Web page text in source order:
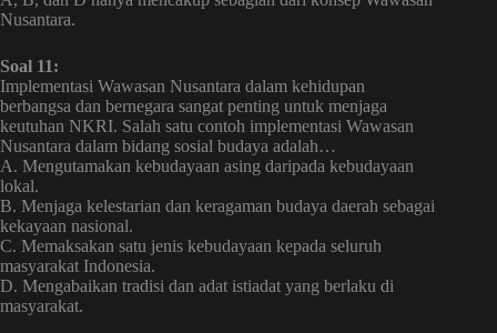
Nusantara.
Soal 11:
Implementasi Wawasan Nusantara dalam kehidupan
berbangsa dan bernegara sangat penting untuk menjaga
keutuhan NKRI. Salah satu contoh implementasi Wawasan
Nusantara dalam bidang sosial budaya adalah…
A. Mengutamakan kebudayaan asing daripada kebudayaan
lokal.
B. Menjaga kelestarian dan keragaman budaya daerah sebagai
kekayaan nasional.
C. Memaksakan satu jenis kebudayaan kepada seluruh
masyarakat Indonesia.
D. Mengabaikan tradisi dan adat istiadat yang berlaku di
masyarakat.